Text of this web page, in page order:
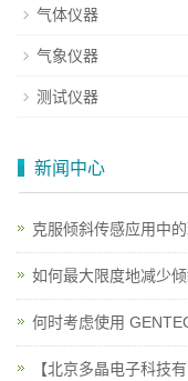
气体仪器
气象仪器
测试仪器
新闻中心
克服倾斜传感应用中
如何最大限度地减少
何时考虑使用
【北京多晶电子科技